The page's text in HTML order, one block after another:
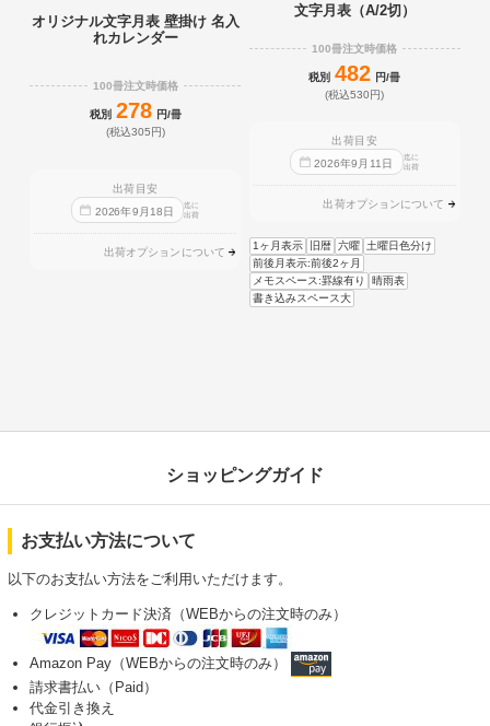
オリジナル文字月表 壁掛け 名入
れカレンダー
100冊注文時価格
税別 278 円/冊
(税込305円)
出荷目安
2026年9 月 18 日
迄に
出荷
出荷オプションについて
文字月表（A/2切）
100冊注文時価格
税別 482 円/冊
(税込530円)
出荷目安
2026年9 月 11 日
迄に
出荷
出荷オプションについて
1ヶ月表示 旧暦 六曜
土曜日色分け
前後月表示:前後2ヶ月
メモスペース:罫線有り
晴雨表
書き込みスペース大
ショッピングガイド
お支払い方法について
以下のお支払い方法をご利用いただけます。
クレジットカード決済（WEBからの注文時のみ）
Amazon Pay（WEBからの注文時のみ）
請求書払い（Paid）
代金引き換え